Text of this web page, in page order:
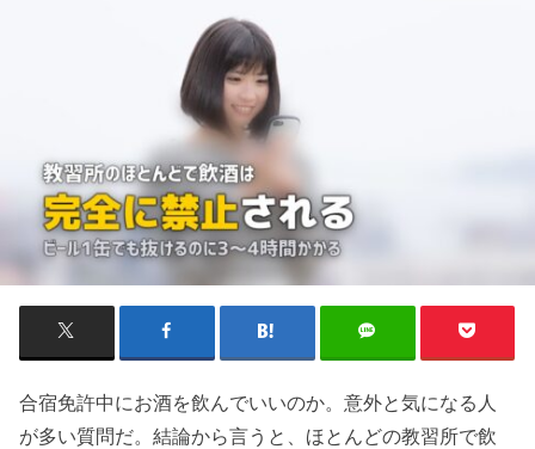
合宿免許中にお酒を飲んでいいのか。意外と気になる人
が多い質問だ。結論から言うと、ほとんどの教習所で飲